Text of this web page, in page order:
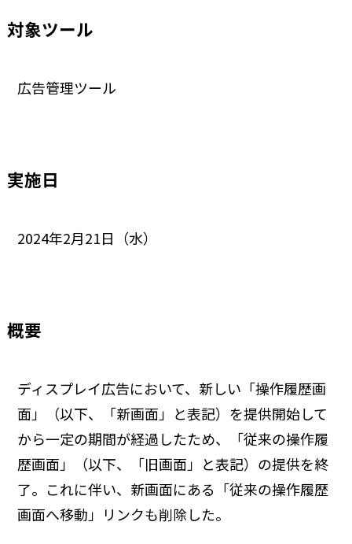
対象ツール
広告管理ツール
実施日
2024年2月21日（水）
概要
ディスプレイ広告において、新しい「操作履歴画
面」（以下、「新画面」と表記）を提供開始して
から一定の期間が経過したため、「従来の操作履
歴画面」（以下、「旧画面」と表記）の提供を終
了。これに伴い、新画面にある「従来の操作履歴
画面へ移動」リンクも削除した。